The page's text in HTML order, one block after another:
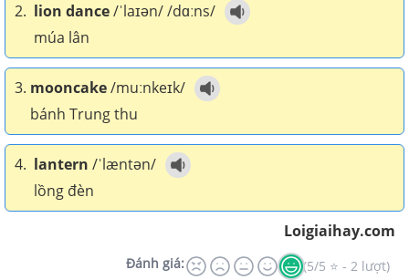
2. lion dance/ˈlaɪən/ /dɑːns/
múa lân
3. mooncake/muːnkeɪk/
bánh Trung thu
4. lantern /ˈlæntən/
lồng đèn
Loigiaihay.com
Đánh giá: (5/5 ⭐ - 2 lượt)